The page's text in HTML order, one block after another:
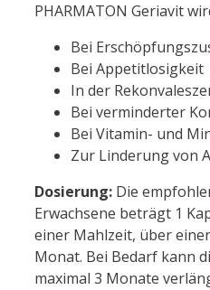
PHARMATON Geriavit
Bei
Bei Appetitlosigkeit
In der
Bei verminderter
Bei Vitamin- und
Zur Linderung von
Dosierung: Die
Erwachsene beträgt 1
einer Mahlzeit, über
Monat. Bei Bedarf kann
maximal 3 Monate